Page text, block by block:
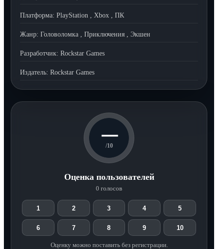
Платформа: PlayStation , Xbox , ПК
Жанр: Головоломка , Приключения , Экшен
Разработчик: Rockstar Games
Издатель: Rockstar Games
—
/10
Оценка пользователей
0 голосов
1 2 3 4 5
6 7 8 9 10
Оценку можно поставить без регистрации.